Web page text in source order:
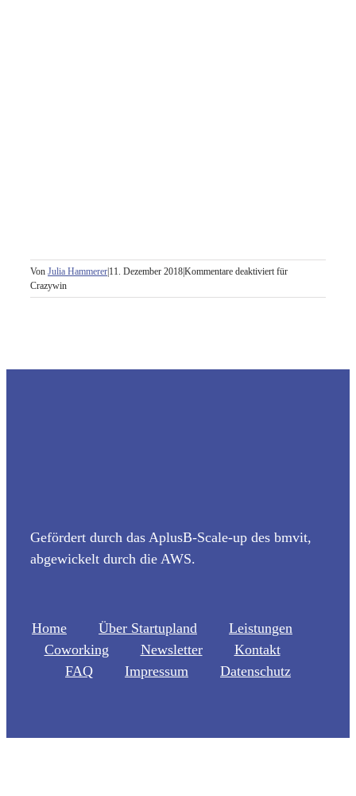
Von Julia Hammerer 11. Dezember 2018Kommentare deaktiviertfür
Crazywin
Gefördert durch das AplusB-Scale-up des bmvit,
abgewickelt durch die AWS.
Home Über Startupland
Leistungen
Coworking
Newsletter
Kontakt
FAQ
Impressum Datenschutz